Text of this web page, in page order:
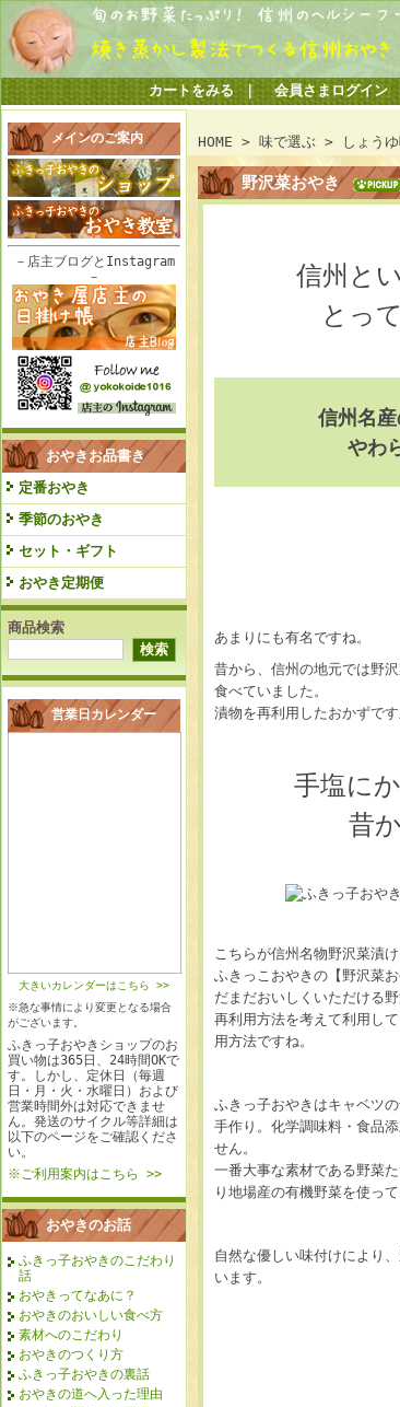
カートをみる｜ 会員さまログイン
メインのご案内
－店主ブログとInstagram
－
おやきお品書き
定番おやき
季節のおやき
セット・ギフト
おやき定期便
商品検索
営業日カレンダー
大きいカレンダーはこちら >>
※急な事情により変更となる場合
がございます。
ふきっ子おやきショップのお
買い物は365日、24時間OKで
す。しかし、定休日（毎週
日・月・火・水曜日）および
営業時間外は対応できませ
ん。発送のサイクル等詳細は
以下のページをご確認くださ
い。
※ご利用案内はこちら >>
おやきのお話
ふきっ子おやきのこだわり
話
おやきってなあに？
おやきのおいしい食べ方
素材へのこだわり
おやきのつくり方
ふきっ子おやきの裏話
おやきの道へ入った理由
HOME > 味で選ぶ > しょう
野沢菜おやき
信州と
とっ
信州名
やわ
あまりにも有名ですね。
昔から、信州の地元では野
食べていました。
漬物を再利用したおかずで
手塩に
昔
こちらが信州名物野沢菜漬け
ふきっこおやきの【野沢菜
だまだおいしくいただける
再利用方法を考えて利用し
用方法ですね。
ふきっ子おやきはキャベツ
手作り。化学調味料・食品
せん。
一番大事な素材である野菜
り地場産の有機野菜を使って
自然な優しい味付けにより
います。